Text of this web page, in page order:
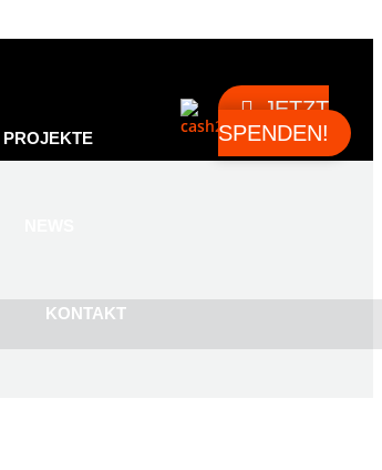
PROJEKTE
KONTAKT
JETZT
SPENDEN!